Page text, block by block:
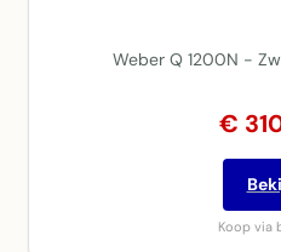
Weber Q 1200N -
€
Koop via